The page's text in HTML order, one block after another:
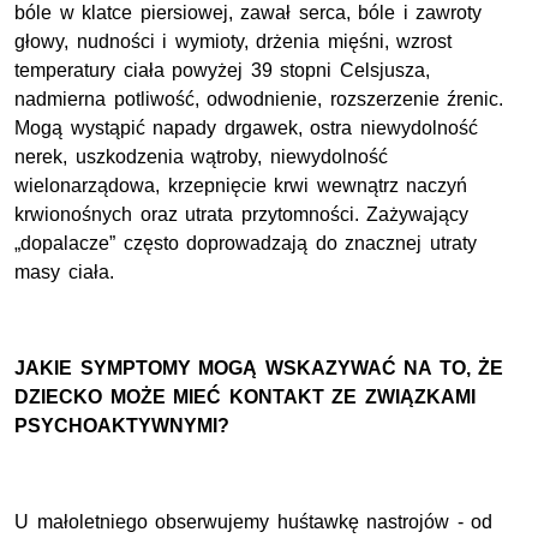
bóle w klatce piersiowej, zawał serca, bóle i zawroty
głowy, nudności i wymioty, drżenia mięśni, wzrost
temperatury ciała powyżej 39 stopni Celsjusza,
nadmierna potliwość, odwodnienie, rozszerzenie źrenic.
Mogą wystąpić napady drgawek, ostra niewydolność
nerek, uszkodzenia wątroby, niewydolność
wielonarządowa, krzepnięcie krwi wewnątrz naczyń
krwionośnych oraz utrata przytomności. Zażywający
„dopalacze” często doprowadzają do znacznej utraty
masy ciała.
JAKIE SYMPTOMY MOGĄ WSKAZYWAĆ NA TO, ŻE
DZIECKO MOŻE MIEĆ KONTAKT ZE ZWIĄZKAMI
PSYCHOAKTYWNYMI?
U małoletniego obserwujemy huśtawkę nastrojów - od